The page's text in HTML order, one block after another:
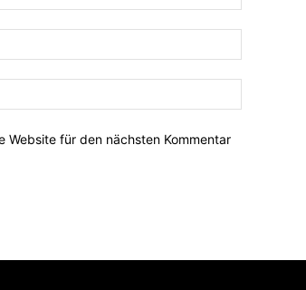
Website für den nächsten Kommentar